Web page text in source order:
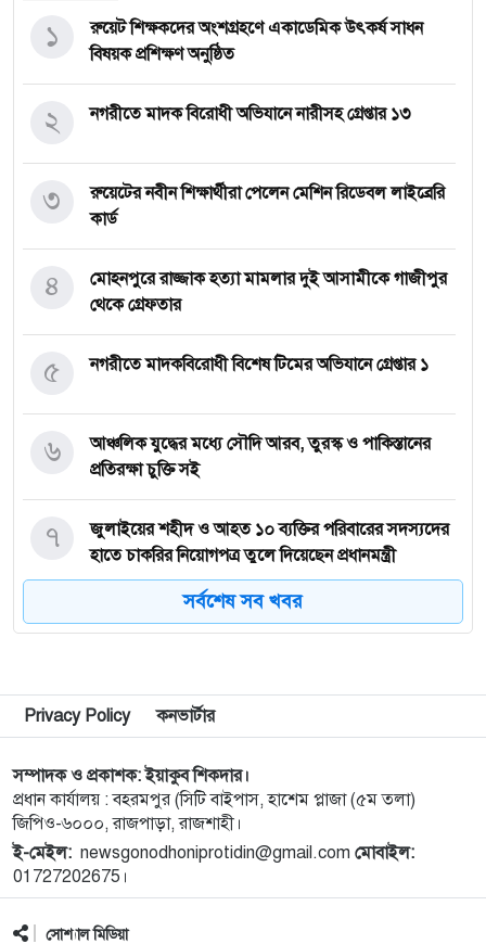
রুয়েট শিক্ষকদের অংশগ্রহণে একাডেমিক উৎকর্ষ সাধন
বিষয়ক প্রশিক্ষণ অনুষ্ঠিত
১
নগরীতে মাদক বিরোধী অভিযানে নারীসহ গ্রেপ্তার ১৩
২
রুয়েটের নবীন শিক্ষার্থীরা পেলেন মেশিন রিডেবল লাইব্রেরি
কার্ড
৩
মোহনপুরে রাজ্জাক হত্যা মামলার দুই আসামীকে গাজীপুর
থেকে গ্রেফতার
৪
নগরীতে মাদকবিরোধী বিশেষ টিমের অভিযানে গ্রেপ্তার ১
৫
আঞ্চলিক যুদ্ধের মধ্যে সৌদি আরব, তুরস্ক ও পাকিস্তানের
প্রতিরক্ষা চুক্তি সই
৬
জুলাইয়ের শহীদ ও আহত ১০ ব্যক্তির পরিবারের সদস্যদের
হাতে চাকরির নিয়োগপত্র তুলে দিয়েছেন প্রধানমন্ত্রী
৭
জ্বালানি সংকট মোকাবিলায় সরকার সর্বোচ্চ চেষ্টা চালিয়ে
৮
সীমান্তে বিজিবির অভিযানে বিপুল পরিমান ভারতীয়
মাদকদ্রব্য জব্দ
৯
নেপালের আকাশে ভয় পেলেন অপু বিশ্বাস!
১০
বগুড়া এরুলিয়া এলাকায় সড়ক দুর্ঘট্নায় সকালে ৭ জন,
বিকেলে ২ জন নিহত
১১
সর্বশেষ সব খবর
Privacy Policy কনভার্টার
সম্পাদক ও প্রকাশক: ইয়াকুব শিকদার।
প্রধান কার্যালয় : বহরমপুর (সিটি বাইপাস, হাশেম প্লাজা (৫ম তলা)
জিপিও-৬০০০, রাজপাড়া, রাজশাহী।
ই-মেইল: newsgonodhoniprotidin@gmail.com মোবাইল:
01727202675।
সোশ্যাল মিডিয়া